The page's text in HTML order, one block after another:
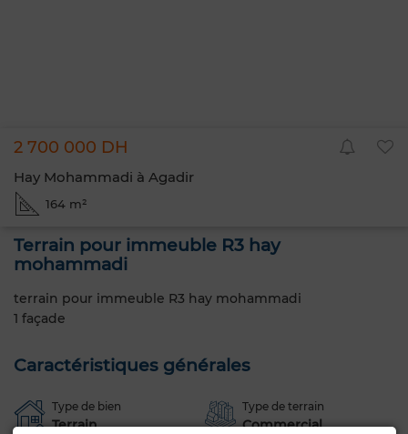
2 700 000 DH
Hay Mohammadi à Agadir
164 m²
Terrain pour immeuble R3 hay
mohammadi
terrain pour immeuble R3 hay mohammadi
1 façade
Caractéristiques générales
Type de bien
Terrain
Type de terrain
Commercial